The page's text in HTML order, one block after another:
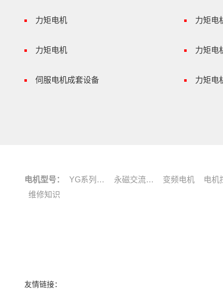
力矩电机 力矩电
力矩电机 力矩电
伺服电机成套设备 力矩电
电机型号： YG系列电机 永磁交流伺服电动机 变频电机
电机
维修知识
友情链接：